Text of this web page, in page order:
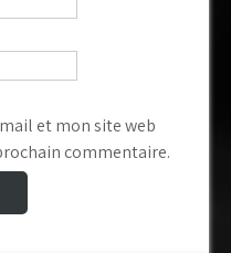
et mon site web
commentaire.